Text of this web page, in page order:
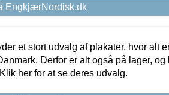
EngkjærNordisk.dk
et stort udvalg af plakater, hvor alt
Derfor er alt også på lager,
her for at se deres udvalg.